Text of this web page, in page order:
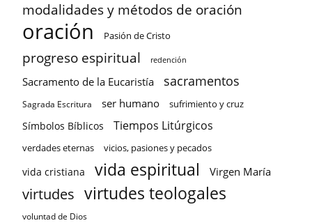
modalidades y métodos de oración
oración Pasión de Cristo
progreso espiritual redención
Sacramento de la Eucaristía sacramentos
Sagrada Escritura ser humano sufrimiento y cruz
Símbolos Bíblicos Tiempos Litúrgicos
verdades eternas vicios, pasiones y pecados
vida cristiana vida espiritual Virgen María
virtudes virtudes teologales
voluntad de Dios